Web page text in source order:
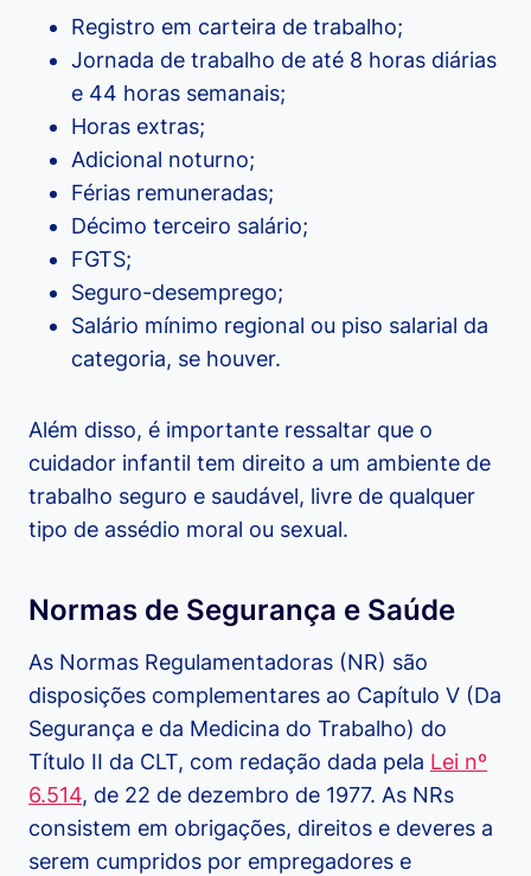
Registro em carteira de trabalho;
Jornada de trabalho de até 8 horas diárias
e 44 horas semanais;
Horas extras;
Adicional noturno;
Férias remuneradas;
Décimo terceiro salário;
FGTS;
Seguro-desemprego;
Salário mínimo regional ou piso salarial da
categoria, se houver.
Além disso, é importante ressaltar que o
cuidador infantil tem direito a um ambiente de
trabalho seguro e saudável, livre de qualquer
tipo de assédio moral ou sexual.
Normas de Segurança e Saúde
As Normas Regulamentadoras (NR) são
disposições complementares ao Capítulo V (Da
Segurança e da Medicina do Trabalho) do
Título II da CLT, com redação dada pela Lei nº
6.514, de 22 de dezembro de 1977. As NRs
consistem em obrigações, direitos e deveres a
serem cumpridos por empregadores e